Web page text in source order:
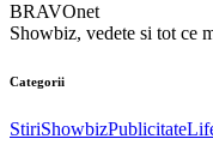
BRAVOnet
Showbiz, vedete si tot ce
Categorii
StiriShowbizPublicitate